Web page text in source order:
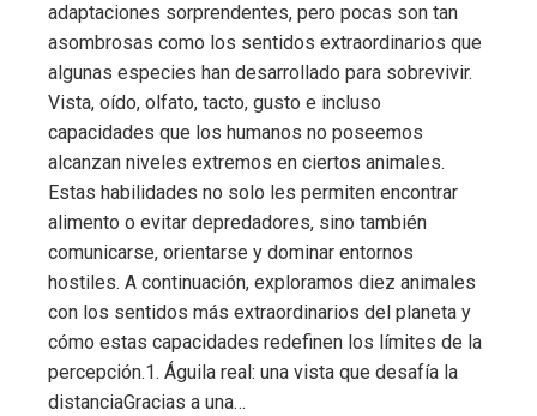
adaptaciones sorprendentes, pero pocas son tan
asombrosas como los sentidos extraordinarios que
algunas especies han desarrollado para sobrevivir.
Vista, oído, olfato, tacto, gusto e incluso
capacidades que los humanos no poseemos
alcanzan niveles extremos en ciertos animales.
Estas habilidades no solo les permiten encontrar
alimento o evitar depredadores, sino también
comunicarse, orientarse y dominar entornos
hostiles. A continuación, exploramos diez animales
con los sentidos más extraordinarios del planeta y
cómo estas capacidades redefinen los límites de la
percepción.1. Águila real: una vista que desafía la
distanciaGracias a una…